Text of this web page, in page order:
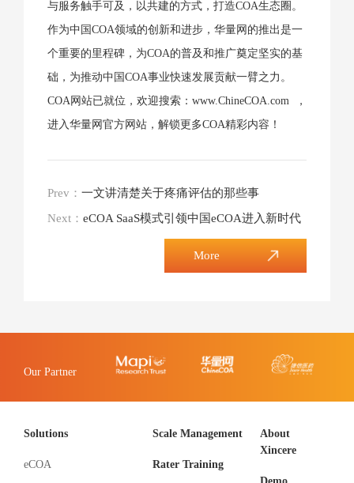
与服务触手可及，以共建的方式，打造COA生态圈。
作为中国COA领域的创新和进步，华量网的推出是一
个重要的里程碑，为COA的普及和推广奠定坚实的基
础，为推动中国COA事业快速发展贡献一臂之力。
COA网站已就位，欢迎搜索： www.ChineCOA.com ，
进入华量网官方网站，解锁更多COA精彩内容！
Prev： 一文讲清楚关于疼痛评估的那些事
Next： eCOA SaaS模式引领中国eCOA进入新时代
More
Our Partner
Solutions
eCOA
Scale Management
Rater Training
About
Xincere